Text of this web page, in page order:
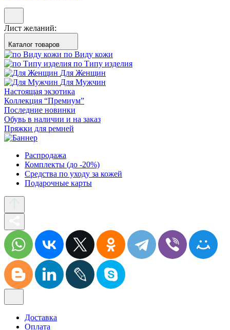
Лист желаний:
Каталог товаров
по Виду кожи
по Типу изделия
Для Женщин
Для Мужчин
Настоящая экзотика
Коллекция “Премиум”
Последние новинки
Обувь в наличии и на заказ
Пряжки для ремней
Распродажа
Комплекты (до -20%)
Средства по уходу за кожей
Подарочные карты
Доставка
Оплата